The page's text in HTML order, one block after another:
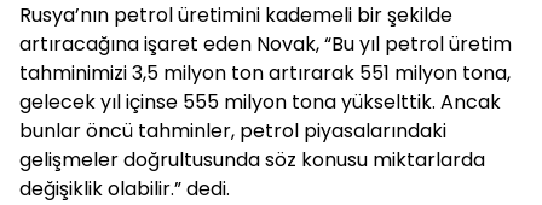
Rusya’nın petrol üretimini kademeli bir şekilde
artıracağına işaret eden Novak, “Bu yıl petrol üretim
tahminimizi 3,5 milyon ton artırarak 551 milyon tona,
gelecek yıl içinse 555 milyon tona yükselttik. Ancak
bunlar öncü tahminler, petrol piyasalarındaki
gelişmeler doğrultusunda söz konusu miktarlarda
değişiklik olabilir.” dedi.